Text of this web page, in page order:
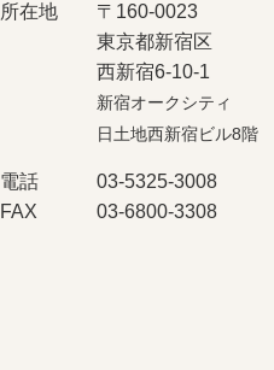
所在地
〒160-0023
東京都新宿区
西新宿6-10-1
新宿オークシティ
日土地西新宿ビル8階
電話
FAX
03-5325-3008
03-6800-3308